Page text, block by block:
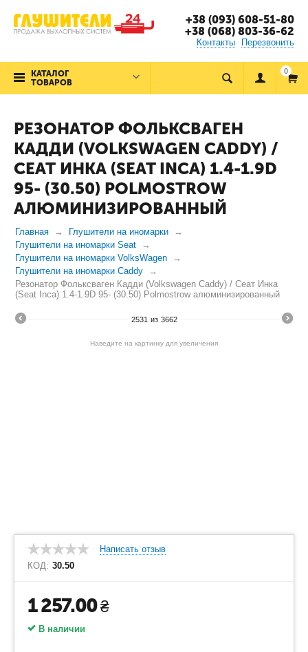
+38 (093) 608-51-80
+38 (068) 803-36-62
Контакты Перезвонить
КАТАЛОГ
ТОВАРОВ
0
РЕЗОНАТОР ФОЛЬКСВАГЕН
КАДДИ (VOLKSWAGEN CADDY) /
СЕАТ ИНКА (SEAT INCA) 1.4-1.9D
95- (30.50) POLMOSTROW
АЛЮМИНИЗИРОВАННЫЙ
Главная
Глушители на иномарки
Глушители на иномарки Seat
Глушители на иномарки VolksWagen
Глушители на иномарки Caddy
Резонатор Фольксваген Кадди (Volkswagen Caddy) / Сеат Инка
(Seat Inca) 1.4-1.9D 95- (30.50) Polmostrow алюминизированный
2531 из 3662
Наведите на картинку для увеличения
Написать отзыв
КОД: 30.50
1 257.00₴
В наличии